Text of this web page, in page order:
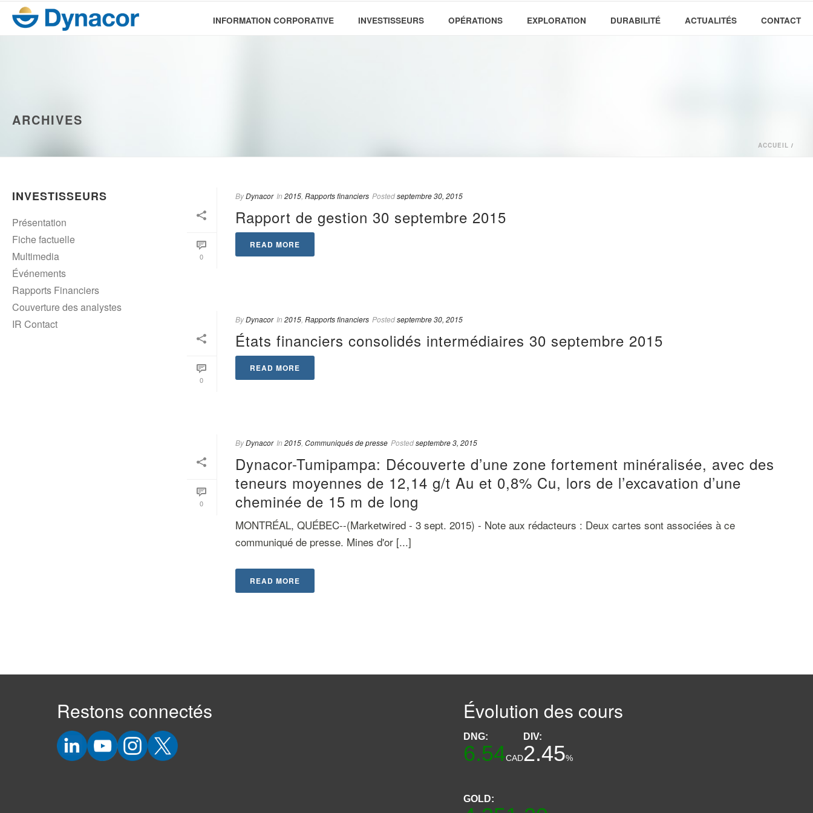
INFORMATION CORPORATIVE INVESTISSEURS OPÉRATIONS EXPLORATION DURABILITÉ ACTUALITÉS CONTACT
ARCHIVES
ACCUEIL /
0
ByDynacor In 2015, Rapports financiers Postedseptembre 30, 2015
Rapport de gestion 30 septembre 2015
READ MORE
0
ByDynacor In 2015, Rapports financiers Postedseptembre 30, 2015
États financiers consolidés intermédiaires 30 septembre 2015
READ MORE
0
ByDynacor In 2015, Communiqués de presse Postedseptembre 3, 2015
Dynacor-Tumipampa: Découverte d’une zone fortement minéralisée, avec des
teneurs moyennes de 12,14 g/t Au et 0,8% Cu, lors de l’excavation d’une
cheminée de 15 m de long
MONTRÉAL, QUÉBEC--(Marketwired - 3 sept. 2015) - Note aux rédacteurs : Deux cartes sont associées à ce
communiqué de presse. Mines d'or [...]
READ MORE
INVESTISSEURS
Présentation
Fiche factuelle
Multimedia
Événements
Rapports Financiers
Couverture des analystes
IR Contact
Restons connectés Évolution des cours
DNG:
6.54CAD
DIV:
2.45%
GOLD: